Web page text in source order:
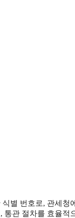
별 번호로, 관세청
관 절차를 효율적